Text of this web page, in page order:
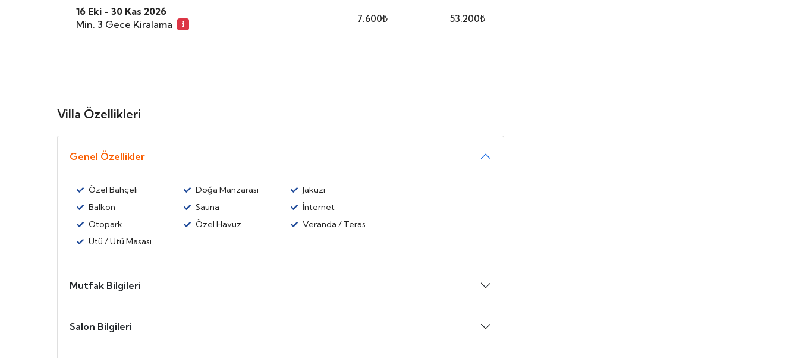
16 Eki - 30 Kas 2026
Min. 3 Gece Kiralama
7.600₺ 53.200₺
Villa Özellikleri
Genel Özellikler
Özel Bahçeli Doğa Manzarası
Jakuzi
Balkon
Sauna
İnternet
Otopark
Özel Havuz
Veranda / Teras
Ütü / Ütü Masası
Mutfak Bilgileri
Salon Bilgileri